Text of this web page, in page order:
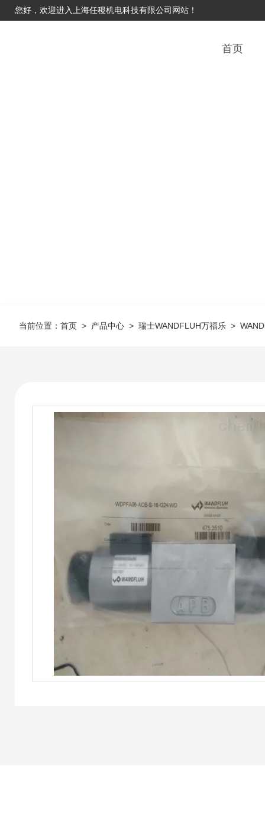
您好，欢迎进入上海任稷机电科技有限公司网站！
首页
当前位置： 首页 > 产品中心 > 瑞士WANDFLUH万福乐 >